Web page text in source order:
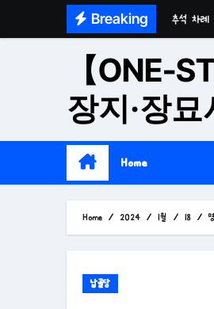
Breaking 마음이 편
시간이
치유와 위
위로와 추
재단법인
【ONE-
장지·장
Home
Home 2024 1월 18
납골당